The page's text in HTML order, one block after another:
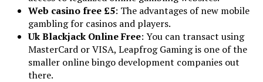
Web casino free £5: The advantages of new mobile
gambling for casinos and players.
Uk Blackjack Online Free: You can transact using
MasterCard or VISA, Leapfrog Gaming is one of the
smaller online bingo development companies out
there.